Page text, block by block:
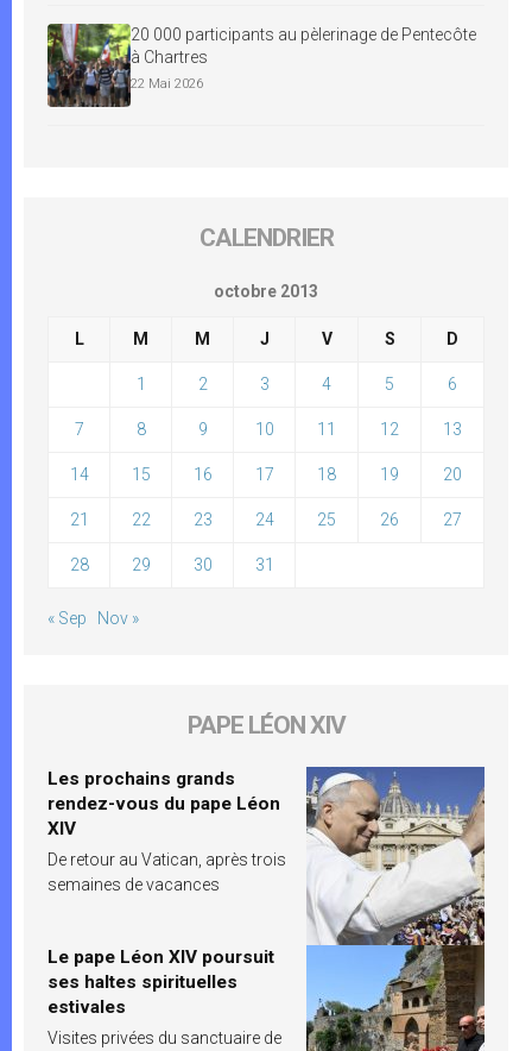
20 000 participants au pèlerinage de Pentecôte
à Chartres
22 Mai 2026
CALENDRIER
octobre 2013
L M M J V S D
1 2 3 4 5 6
7 8 9 10 11 12 13
14 15 16 17 18 19 20
21 22 23 24 25 26 27
28 29 30 31
« Sep Nov »
PAPE LÉON XIV
Les prochains grands
rendez-vous du pape Léon
XIV
De retour au Vatican, après trois
semaines de vacances
Le pape Léon XIV poursuit
ses haltes spirituelles
estivales
Visites privées du sanctuaire de